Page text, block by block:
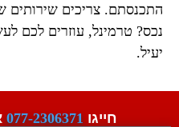
התכנסתם. צריכים שירותים
נכס? טרמינל, עוזרים לכם
יעיל.
חייגו 077-2306371